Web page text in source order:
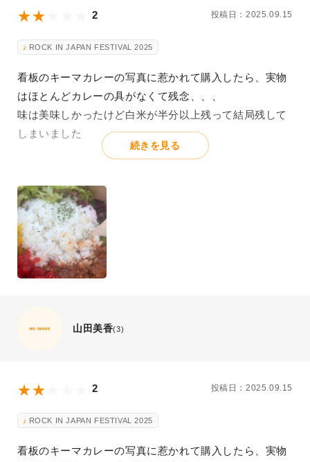
2 投稿日：2025.09.15
ROCK IN JAPAN FESTIVAL 2025
看板のキーマカレーの写真に惹かれて購入したら、実物
はほとんどカレーの具がなくて残念、、、
味は美味しかったけど白米が半分以上残って結局残して
しまいました
続きを見る
山田美香(3)
2 投稿日：2025.09.15
ROCK IN JAPAN FESTIVAL 2025
看板のキーマカレーの写真に惹かれて購入したら、実物